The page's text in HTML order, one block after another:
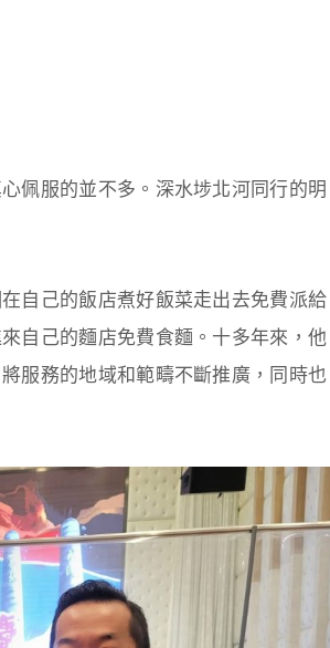
佩服的並不多。深水埗北河同行的明
自己的飯店煮好飯菜走出去免費派給
自己的麵店免費食麵。十多年來，他
服務的地域和範疇不斷推廣，同時也